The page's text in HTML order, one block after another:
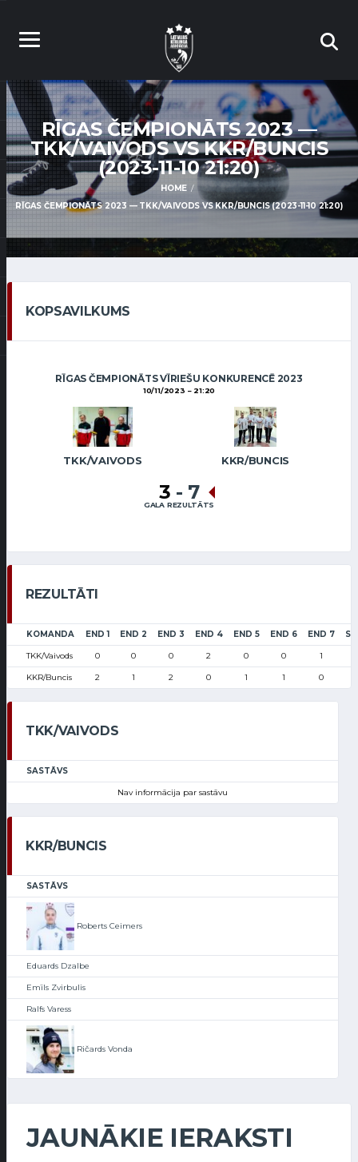
RĪGAS ČEMPIONĀTS 2023 —
TKK/VAIVODS VS KKR/BUNCIS
(2023-11-10 21:20)
HOME
RĪGAS ČEMPIONĀTS 2023 — TKK/VAIVODS VS KKR/BUNCIS (2023-11-10 21:20)
KOPSAVILKUMS
RĪGAS ČEMPIONĀTS VĪRIEŠU KONKURENCĒ 2023
10/11/2023 21:20
TKK/VAIVODS KKR/BUNCIS
3 - 7
GALA REZULTĀTS
REZULTĀTI
KOMANDA END 1 END 2 END 3 END 4 END 5 END 6 END 7
TKK/Vaivods 0 0 0 2 0 0 1
KKR/Buncis 2 1 2 0 1 1 0
TKK/VAIVODS
SASTĀVS
Nav informācija par sastāvu
KKR/BUNCIS
SASTĀVS
Roberts Ceimers
Eduards Dzalbe
Emīls Zvirbulis
Ralfs Varess
Ričards Vonda
JAUNĀKIE IERAKSTI